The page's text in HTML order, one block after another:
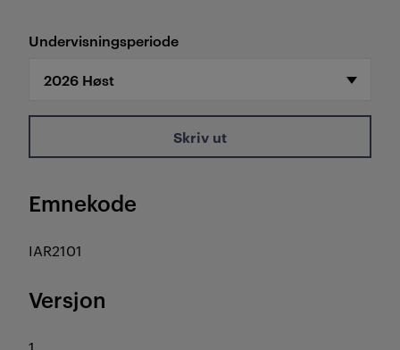
Undervisningsperiode
Skriv ut
Emnekode
IAR2101
Versjon